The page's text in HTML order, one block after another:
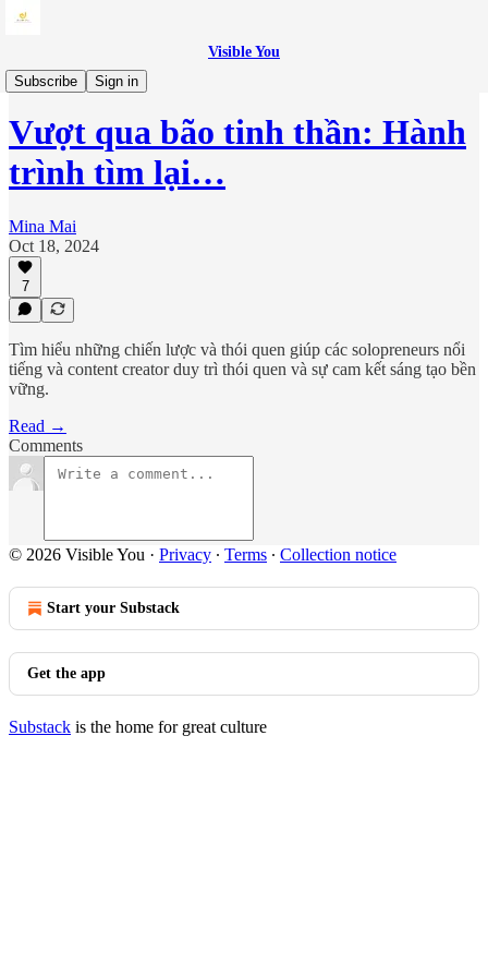
Visible You
Subscribe
Sign in
Guides
Vượt qua bão tinh thần: Hành
trình tìm lại…
Mina Mai
Oct 18, 2024
7
Tìm hiểu những chiến lược và thói quen giúp các solopreneurs nổi
tiếng và content creator duy trì thói quen và sự cam kết sáng tạo bền
vững.
Read →
Comments
© 2026 Visible You · Privacy ∙ Terms ∙ Collection notice
Start your Substack
Get the app
Substack is the home for great culture